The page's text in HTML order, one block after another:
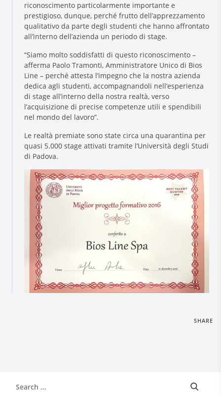
riconoscimento particolarmente importante e
prestigioso, dunque, perché frutto dell’apprezzamento
qualitativo da parte degli studenti che hanno affrontato
all’interno dell’azienda un periodo di stage.
“Siamo molto soddisfatti di questo riconoscimento –
afferma Paolo Tramonti, Amministratore Unico di Bios
Line – perché attesta l’impegno che la nostra azienda
dedica agli studenti, accompagnandoli nell’esperienza
di stage all’interno della nostra realtà, verso
l’acquisizione di precise competenze utili e spendibili
nel mondo del lavoro”.
Le realtà premiate sono state circa una quarantina per
quasi 5.000 stage attivati tramite l’Università degli Studi
di Padova.
SHARE